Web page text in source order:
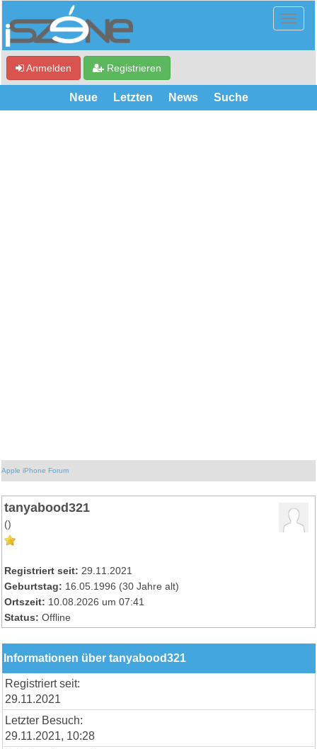
Anmelden Registrieren
Neue Letzten News Suche
Apple iPhone Forum
tanyabood321
()
Registriert seit: 29.11.2021
Geburtstag: 16.05.1996 (30 Jahre alt)
Ortszeit: 10.08.2026 um 07:41
Status: Offline
Informationen über tanyabood321
Registriert seit:
29.11.2021
Letzter Besuch:
29.11.2021, 10:28